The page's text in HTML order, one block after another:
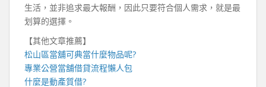
生活，並非追求最大報酬，因此只要符合個人需求，就是最
划算的選擇。
【其他文章推薦】
松山區當舖可典當什麼物品呢?
專業公營當舖借貸流程懶人包
什麼是動產質借?